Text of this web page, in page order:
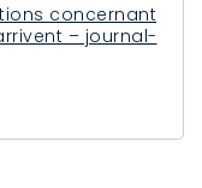
concernant
– journal-